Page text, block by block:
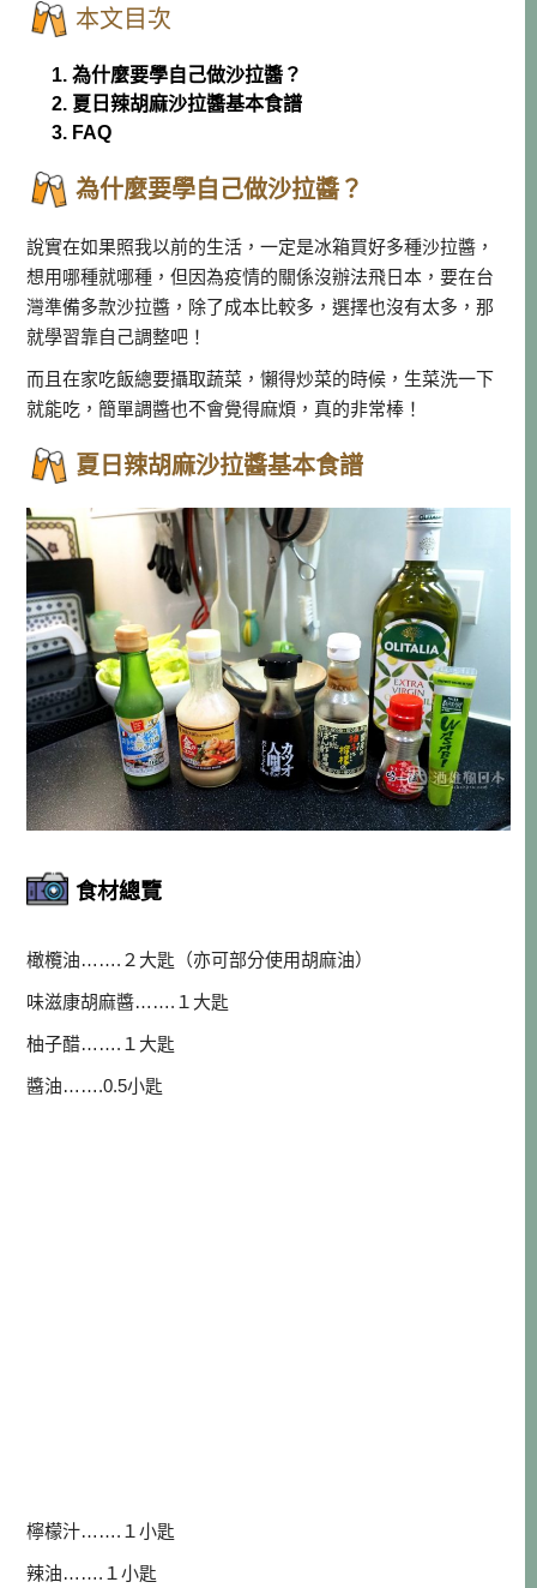
本文目次
1. 為什麼要學自己做沙拉醬？
2. 夏日辣胡麻沙拉醬基本食譜
3. FAQ
為什麼要學自己做沙拉醬？
說實在如果照我以前的生活，一定是冰箱買好多種沙拉醬，
想用哪種就哪種，但因為疫情的關係沒辦法飛日本，要在台
灣準備多款沙拉醬，除了成本比較多，選擇也沒有太多，那
就學習靠自己調整吧！
而且在家吃飯總要攝取蔬菜，懶得炒菜的時候，生菜洗一下
就能吃，簡單調醬也不會覺得麻煩，真的非常棒！
夏日辣胡麻沙拉醬基本食譜
食材總覽
橄欖油…….２大匙（亦可部分使用胡麻油）
味滋康胡麻醬…….１大匙
柚子醋…….１大匙
醬油…….0.5小匙
檸檬汁…….１小匙
辣油…….１小匙